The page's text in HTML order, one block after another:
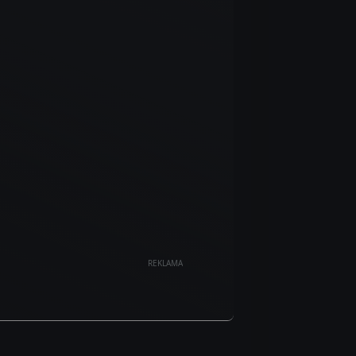
REKLAMA